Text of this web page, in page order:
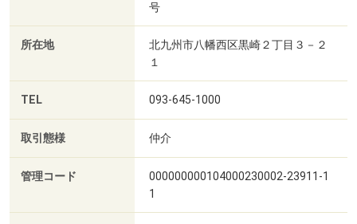
号
所在地
北九州市八幡西区黒崎２丁目３－２
１
TEL 093-645-1000
取引態様 仲介
管理コード
000000000104000230002-23911-1
1